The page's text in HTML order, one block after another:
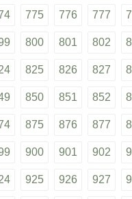
775 776 777
800 801 802
825 826 827
850 851 852
875 876 877
900 901 902
925 926 927